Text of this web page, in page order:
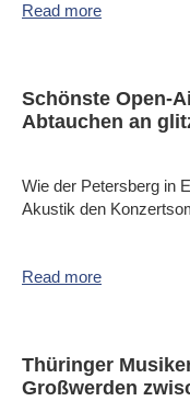
Read more
Schönste Open-
Abtauchen an
Wie der Petersberg in
Akustik den
Read more
Thüringer
Großwerden